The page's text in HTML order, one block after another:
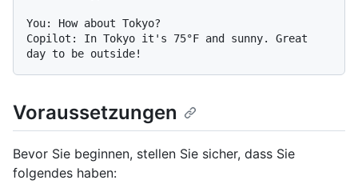
You: How about Tokyo?
Copilot: In Tokyo it's 75°F and sunny. Great
Voraussetzungen
Bevor Sie beginnen, stellen Sie sicher, dass Sie
folgendes haben: